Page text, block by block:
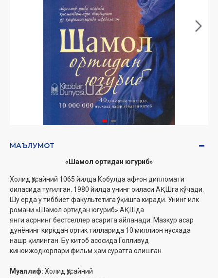
МАЪЛУМОТ
«Шамол ортидан югуриб»
Холид Ҳусайний 1065 йилда Кобулда афғон дипломати
оиласида туғилган. 1980 йилда унинг оиласи АҚШга кўчади.
Шу ерда у тиббиёт факультетига ўқишга киради. Унинг илк
романи «Шамол ортидан югуриб» АҚШда
янги асрнинг бестселлер асарига айланади. Мазкур асар
дунëнинг киркдан ортик тилларида 10 миллион нусхада
нашр қилинган. Бу китоб асосида Голливуд
киноижодкорлари фильм ҳам суратга олишган.
Муаллиф: Холид Ҳусайний